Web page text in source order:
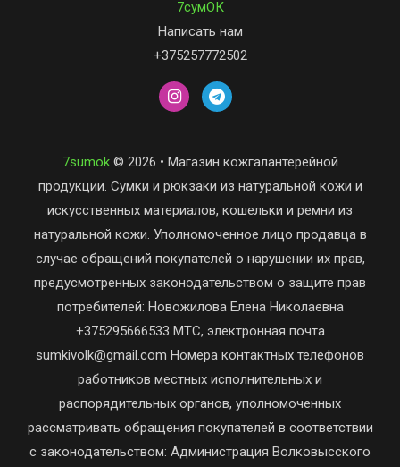
7сумОК
Написать нам
+375257772502
7sumok© 2026 • Магазин кожгалантерейной
продукции. Сумки и рюкзаки из натуральной кожи и
искусственных материалов, кошельки и ремни из
натуральной кожи. Уполномоченное лицо продавца в
случае обращений покупателей о нарушении их прав,
предусмотренных законодательством о защите прав
потребителей: Новожилова Елена Николаевна
+375295666533 МТС, электронная почта
sumkivolk@gmail.com Номера контактных телефонов
работников местных исполнительных и
распорядительных органов, уполномоченных
рассматривать обращения покупателей в соответствии
с законодательством: Администрация Волковысского